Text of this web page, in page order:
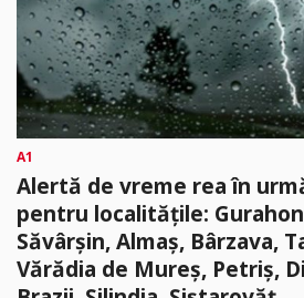
A1
Alertă de vreme rea în
pentru localitățile:
Săvârșin, Almaș, Bârzava,
Vărădia de Mureș, Petriș,